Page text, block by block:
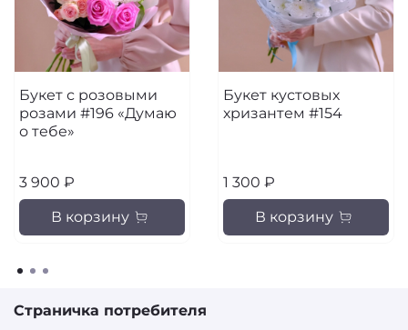
Букет с розовыми
розами #196 «Думаю
о тебе»
3 900 ₽
В корзину
Букет кустовых
хризантем #154
1 300 ₽
В корзину
Страничка потребителя